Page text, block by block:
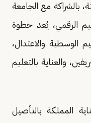
بالشراكة مع الجامعة
الرقمي، يُعد خطوة
الوسطية والاعتدال،
والعناية بالتعليم
المملكة بالتأصيل